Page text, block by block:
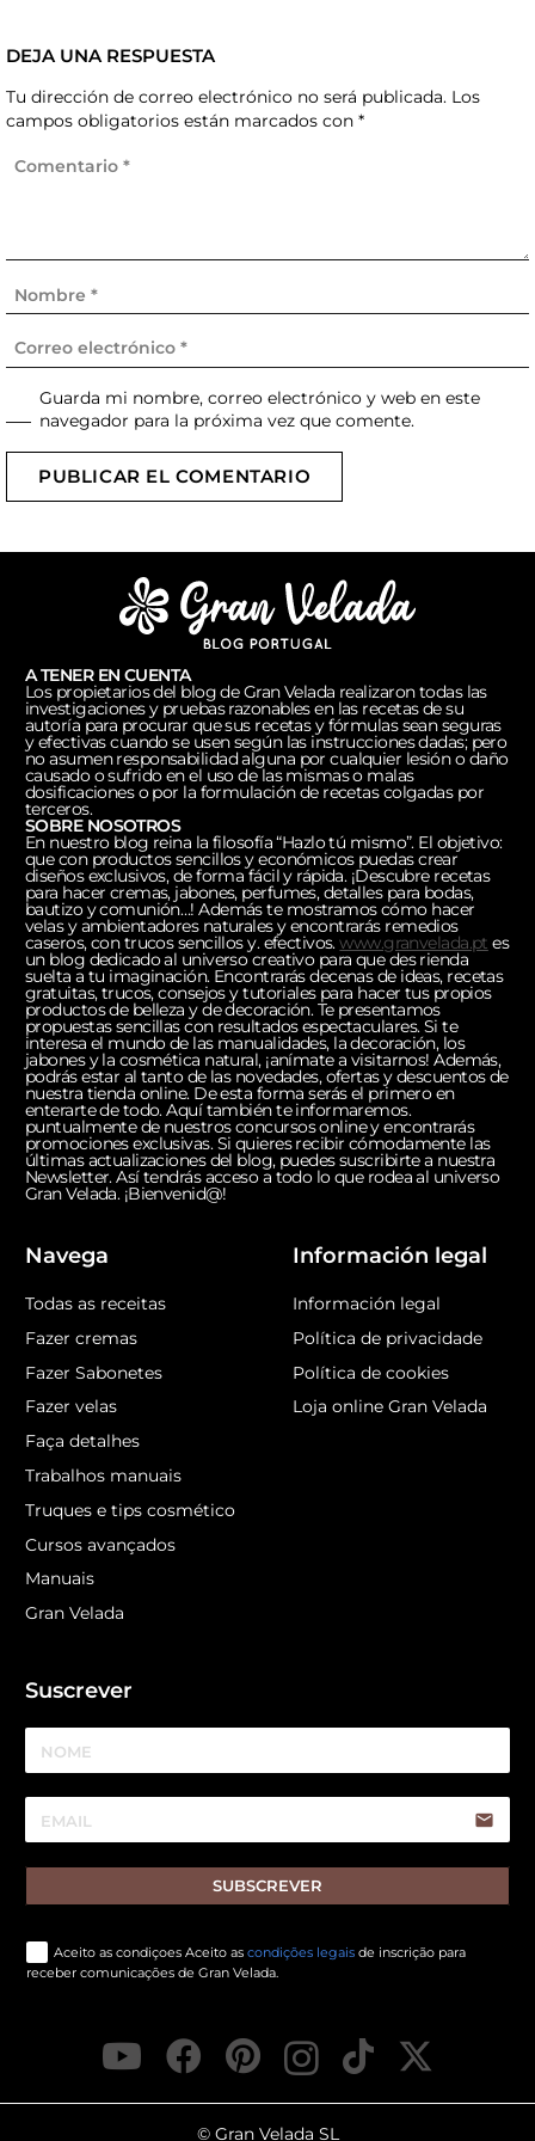
DEJA UNA RESPUESTA
Tu dirección de correo electrónico no será publicada. Los
campos obligatorios están marcados con *
Guarda mi nombre, correo electrónico y web en este
navegador para la próxima vez que comente.
PUBLICAR EL COMENTARIO
A TENER EN CUENTA
Los propietarios del blog de Gran Velada realizaron todas las
investigaciones y pruebas razonables en las recetas de su
autoría para procurar que sus recetas y fórmulas sean seguras
y efectivas cuando se usen según las instrucciones dadas; pero
no asumen responsabilidad alguna por cualquier lesión o daño
causado o sufrido en el uso de las mismas o malas
dosificaciones o por la formulación de recetas colgadas por
terceros.
SOBRE NOSOTROS
En nuestro blog reina la filosofía “Hazlo tú mismo”. El objetivo:
que con productos sencillos y económicos puedas crear
diseños exclusivos, de forma fácil y rápida. ¡Descubre recetas
para hacer cremas, jabones, perfumes, detalles para bodas,
bautizo y comunión…! Además te mostramos cómo hacer
velas y ambientadores naturales y encontrarás remedios
caseros, con trucos sencillos y. efectivos.www.granvelada.pt es
un blog dedicado al universo creativo para que des rienda
suelta a tu imaginación. Encontrarás decenas de ideas, recetas
gratuitas, trucos, consejos y tutoriales para hacer tus propios
productos de belleza y de decoración. Te presentamos
propuestas sencillas con resultados espectaculares. Si te
interesa el mundo de las manualidades, la decoración, los
jabones y la cosmética natural, ¡anímate a visitarnos! Además,
podrás estar al tanto de las novedades, ofertas y descuentos de
nuestra tienda online. De esta forma serás el primero en
enterarte de todo. Aquí también te informaremos.
puntualmente de nuestros concursos online y encontrarás
promociones exclusivas. Si quieres recibir cómodamente las
últimas actualizaciones del blog, puedes suscribirte a nuestra
Newsletter. Así tendrás acceso a todo lo que rodea al universo
Gran Velada. ¡Bienvenid@!
Navega
Todas as receitas
Fazer cremas
Fazer Sabonetes
Fazer velas
Faça detalhes
Trabalhos manuais
Truques e tips cosmético
Cursos avançados
Manuais
Gran Velada
Información legal
Información legal
Política de privacidade
Política de cookies
Loja online Gran Velada
Suscrever
email
SUBSCREVER
Aceito as condiçoes Aceito as condições legais de inscrição para
receber comunicações de Gran Velada.
© Gran Velada SL